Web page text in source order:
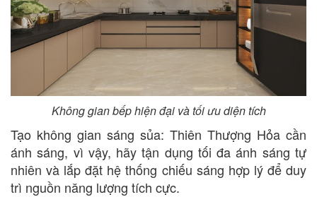
Không gian bếp hiện đại và tối ưu diện tích
Tạo không gian sáng sủa: Thiên Thượng Hỏa cần
ánh sáng, vì vậy, hãy tận dụng tối đa ánh sáng tự
nhiên và lắp đặt hệ thống chiếu sáng hợp lý để duy
trì nguồn năng lượng tích cực.